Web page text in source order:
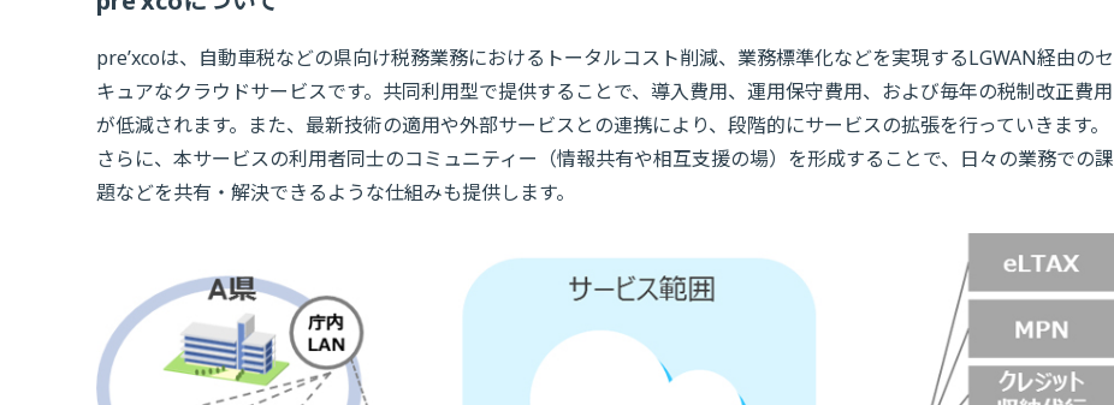
pre’xcoは、自動車税などの県向け税務業務におけるトータルコスト削減、業務標準化などを実現するLGWAN経由のセ
キュアなクラウドサービスです。共同利用型で提供することで、導入費用、運用保守費用、および毎年の税制改正費用
が低減されます。また、最新技術の適用や外部サービスとの連携により、段階的にサービスの拡張を行っていきます。
さらに、本サービスの利用者同士のコミュニティー（情報共有や相互支援の場）を形成することで、日々の業務での課
題などを共有・解決できるような仕組みも提供します。